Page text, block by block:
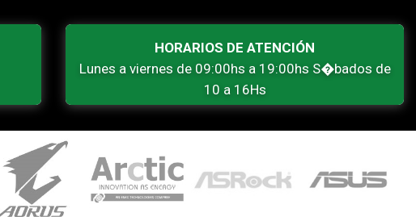
HORARIOS DE ATENCIÓN
Lunes a viernes de 09:00hs a 19:00hs S�bados de
10 a 16Hs